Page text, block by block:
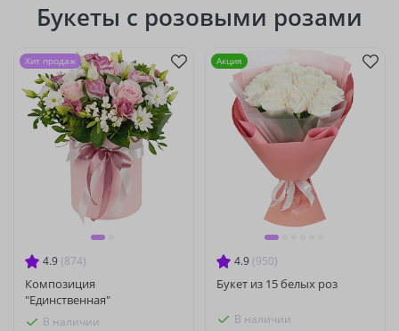
Букеты с розовыми розами
4.9 (874)
Композиция
"Единственная"
В наличии
Хит продаж
4.9 (950)
Букет из 15 белых роз
В наличии
Акция